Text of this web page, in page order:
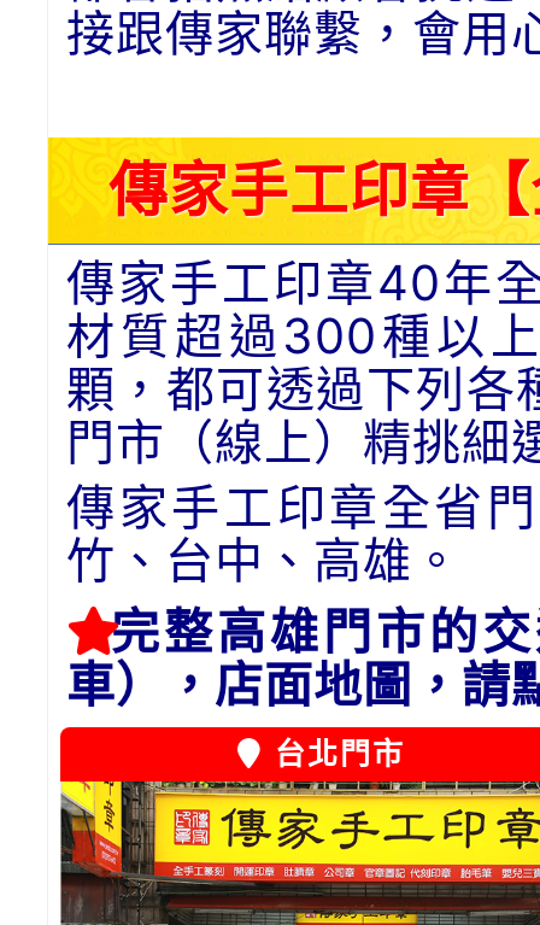
接跟傳家聯繫，會用
傳家手工印章
傳家手工印章40年
材質超過300種以
顆，都可透過下列各
門市（線上）精挑細
傳家手工印章全省
竹、台中、高雄。
完整高雄門市的
車），店面地圖，請
台北門市